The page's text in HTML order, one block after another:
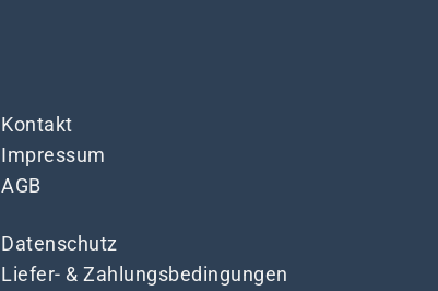
Kontakt
Impressum
AGB
Datenschutz
Liefer- & Zahlungsbedingungen